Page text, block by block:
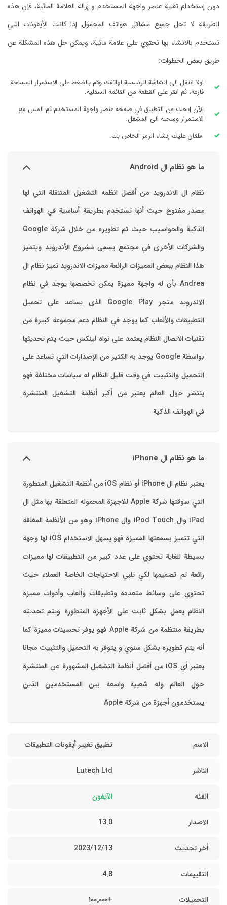
دون إستخدام تقنية عنصر واجهة المستخدم و إزالة العلامة المائية، فإن هذه
الطريقة لا تحل جميع مشاكل هواتف المحمول إذا كانت الأيقونات التي
تستخدم بالانشاء بها تحتوي على علامة مائية، ويمكن حل هذه المشكلة عن
طريق بعض الخطوات:
اولا انتقل الى الشاشة الرئيسية لهاتفك وقم بالضغط على الاستمرار المساحة
فارغة، ثم انقر على القطعة من القائمة السفلية.
الآن إبحث عن التطبيق في صفحة عنصر واجهة المستخدم ثم المس مع
الاستمرار وسحبه الى المشغل.
قلقان عليك إنشاء الرمز الخاص بك.
ما هو نظام ال Android
نظام ال الاندرويد من أفضل انظمه التشغيل المتنقلة التي لها
مصدر مفتوح حيث أنها تستخدم بطريقة أساسية في الهواتف
والشركات الأخرى في مجتمع يسمى مشروع الأندرويد ويتميز
هذا النظام ببعض المميزات الرائعة ‏مميزات الاندرويد ‏تميز نظام ال
Andrea بأن له واجهة مميزة يمكن تخصصها ‏يوجد في نظام
الاندرويد متجر Google Play الذي يساعد على تحميل
التطبيقات والألعاب ‏كما يوجد في النظام دعم مجموعة كبيرة من
تقنيات الاتصال ‏النظام يعتمد على نواه لينكس حيث يتم تحديثها
بواسطة ‫Google‬ ‏يوجد به الكثير من الإصدارات التي تساعد على
التحميل والتثبيت في وقت قليل ‏النظام له سياسات مختلفة فهو
ينتشر حول العالم يعتبر من أكبر أنظمة التشغيل المنتشرة
في الهواتف الذكية
ما هو نظام ال iPhone
يعتبر نظام ال iPhone أو نظام iOS من أنظمة التشغيل المتطورة
التي سوقتها شركة Apple للاجهزة المحموله المتعلقة بها مثل ال
iPad وال iPod Touch وال iPhone وهو من الأنظمة المغلقة
التي تتميز بسمعتها المميزة فهو يسهل الاستخدام ‏iOS لها وجهة
بسيطة للغاية تحتوي على عدد كبير من التطبيقات لها مميزات
رائعة تم تصميمها لكي تلبي الاحتياجات الخاصة العملاء حيث
تحتوي على وسائط متعددة وتطبيقات وألعاب وأدوات مميزة
‏النظام يعمل بشكل ثابت على الأجهزة المتطورة ويتم تحديثه
بطريقة منتظمة من شركة Apple فهو يوفر تحسينات مميزة كما
أنه يتم تطويره بشكل سنوي و يتوفر به التحميل والتثبيت مجانا
‏يعتبر أي iOS من أفضل أنظمة التشغيل المشهورة عن المنتشرة
حول العالم وله شعبية واسعة بين المستخدمين الذين
يستخدمون أجهزة من شركة Apple
الاسم تطبيق تغيير أيقونات التطبيقات
الناشر Lutech Ltd
الفئه الآيفون
الاصدار 13.0
أخر تحديث 13‏/12‏/2023
التقييمات 4.8
التحميلات +١٠٠٬٠٠٠